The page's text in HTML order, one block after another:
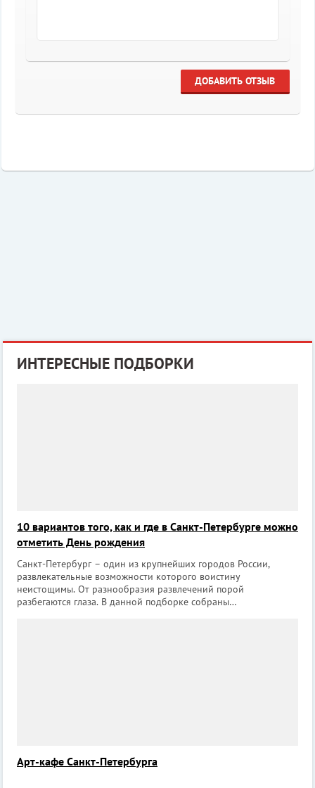
ДОБАВИТЬ ОТЗЫВ
ИНТЕРЕСНЫЕ ПОДБОРКИ
10 вариантов того, как и где в Санкт-Петербурге можно
отметить День рождения
Санкт-Петербург – один из крупнейших городов России,
развлекательные возможности которого воистину
неистощимы. От разнообразия развлечений порой
разбегаются глаза. В данной подборке собраны
Арт-кафе Санкт-Петербурга